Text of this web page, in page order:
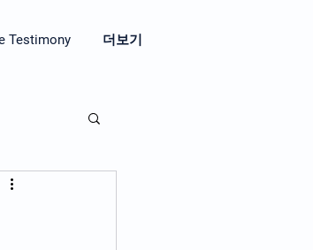
Testimony 더보기